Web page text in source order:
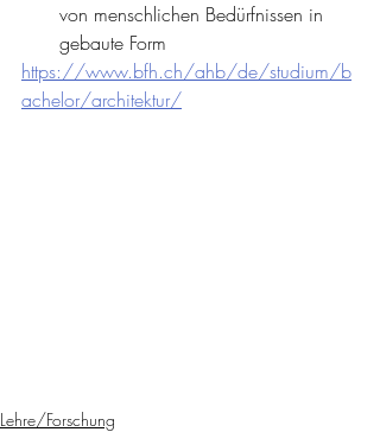
von menschlichen Bedürfnissen in
gebaute Form
https://www.bfh.ch/ahb/de/studium/b
achelor/architektur/
Lehre/Forschung